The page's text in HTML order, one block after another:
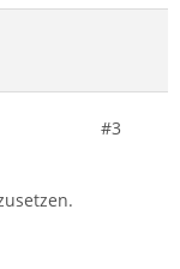
#3